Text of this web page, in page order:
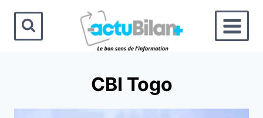
contenu
CBI Togo